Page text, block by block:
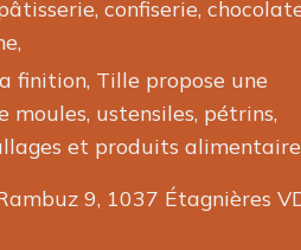
confiserie,
finition, Tille propose une
moules, ustensiles, pétrins,
et produits
9, 1037 Étagnières